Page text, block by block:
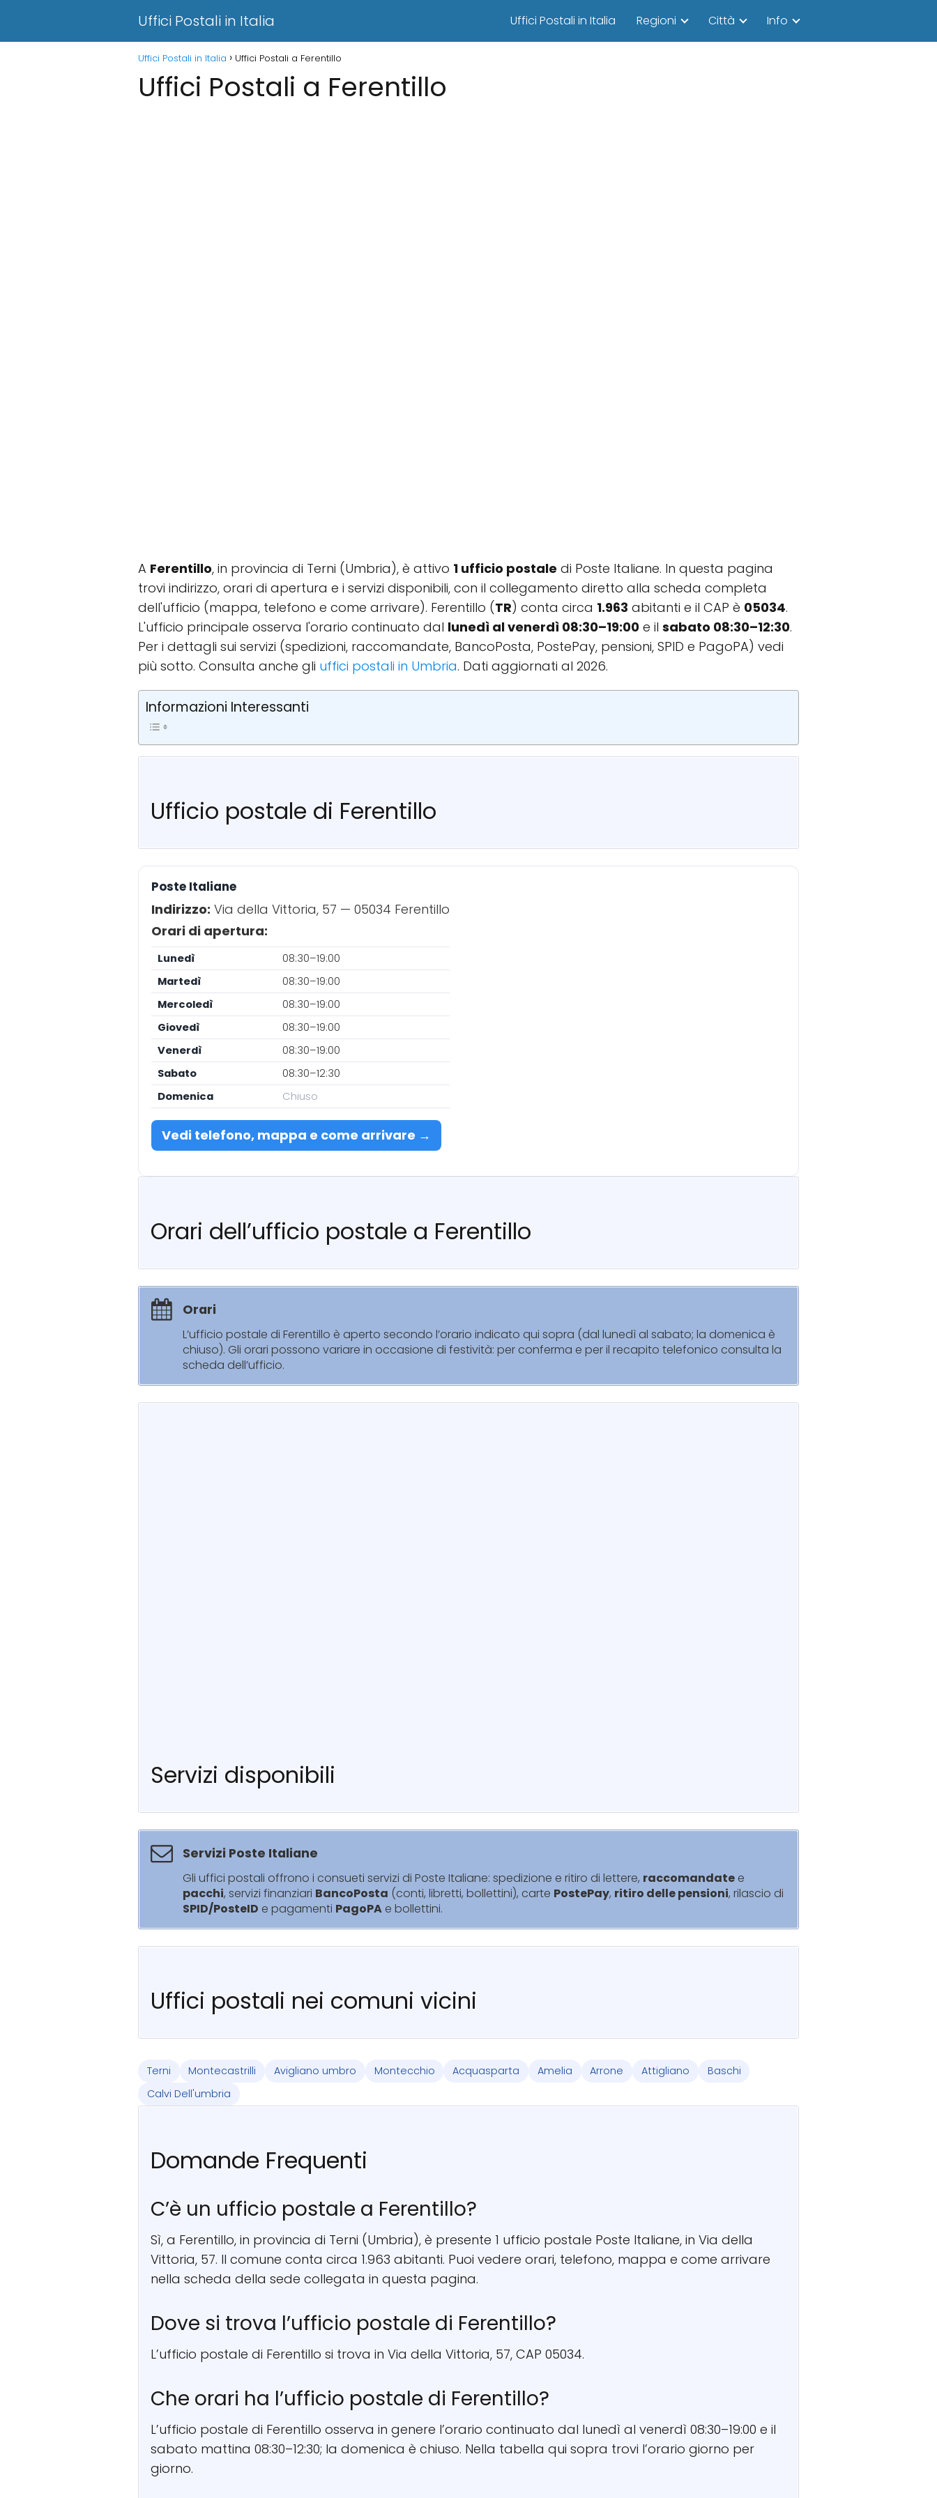
Uffici Postali in Italia Uffici Postali in Italia Regioni Città Info
Uffici Postali in Italia Uffici Postali a Ferentillo
Uffici Postali a Ferentillo
A Ferentillo, in provincia di Terni (Umbria), è attivo 1 ufficio postale di Poste Italiane. In questa pagina
trovi indirizzo, orari di apertura e i servizi disponibili, con il collegamento diretto alla scheda completa
dell'ufficio (mappa, telefono e come arrivare). Ferentillo (TR) conta circa 1.963 abitanti e il CAP è 05034.
L'ufficio principale osserva l'orario continuato dal lunedì al venerdì 08:30–19:00 e il sabato 08:30–12:30.
Per i dettagli sui servizi (spedizioni, raccomandate, BancoPosta, PostePay, pensioni, SPID e PagoPA) vedi
più sotto. Consulta anche gli uffici postali in Umbria. Dati aggiornati al 2026.
Informazioni Interessanti
Ufficio postale di Ferentillo
Poste Italiane
Indirizzo: Via della Vittoria, 57 — 05034 Ferentillo
Orari di apertura:
Lunedì
08:30–19:00
Martedì
08:30–19:00
Mercoledì
08:30–19:00
Giovedì
08:30–19:00
Venerdì
08:30–19:00
Sabato
08:30–12:30
Domenica
Chiuso
Vedi telefono, mappa e come arrivare →
Orari dell’ufficio postale a Ferentillo
Orari
L’ufficio postale di Ferentillo è aperto secondo l’orario indicato qui sopra (dal lunedì al sabato; la domenica è
chiuso). Gli orari possono variare in occasione di festività: per conferma e per il recapito telefonico consulta la
scheda dell’ufficio.
Servizi disponibili
Servizi Poste Italiane
Gli uffici postali offrono i consueti servizi di Poste Italiane: spedizione e ritiro di lettere, raccomandate e
pacchi, servizi finanziari BancoPosta (conti, libretti, bollettini), carte PostePay, ritiro delle pensioni, rilascio di
SPID/PosteID e pagamenti PagoPA e bollettini.
Uffici postali nei comuni vicini
Terni Montecastrilli Avigliano umbro Montecchio Acquasparta Amelia Arrone Attigliano
Baschi
Calvi Dell'umbria
Domande Frequenti
C’è un ufficio postale a Ferentillo?
Sì, a Ferentillo, in provincia di Terni (Umbria), è presente 1 ufficio postale Poste Italiane, in Via della
Vittoria, 57. Il comune conta circa 1.963 abitanti. Puoi vedere orari, telefono, mappa e come arrivare
nella scheda della sede collegata in questa pagina.
Dove si trova l’ufficio postale di Ferentillo?
L’ufficio postale di Ferentillo si trova in Via della Vittoria, 57, CAP 05034.
Che orari ha l’ufficio postale di Ferentillo?
L’ufficio postale di Ferentillo osserva in genere l’orario continuato dal lunedì al venerdì 08:30–19:00 e il
sabato mattina 08:30–12:30; la domenica è chiuso. Nella tabella qui sopra trovi l’orario giorno per
giorno.